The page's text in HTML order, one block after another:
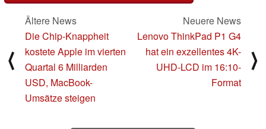
⟨
Ältere News
Die Chip-Knappheit
kostete Apple im vierten
Quartal 6 Milliarden
USD, MacBook-
Umsätze steigen
Neuere News
Lenovo ThinkPad P1 G4
hat ein exzellentes 4K-
UHD-LCD im 16:10-
Format
⟩